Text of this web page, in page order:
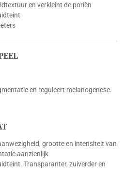
en verkleint de poriën
en reguleert melanogenese.
grootte en intensiteit van
aanzienlijk
Transparanter, zuiverder en